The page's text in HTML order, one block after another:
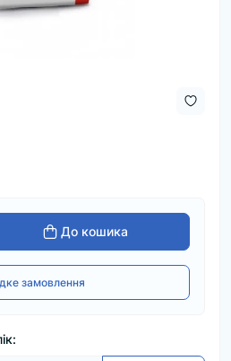
До кошика
замовлення